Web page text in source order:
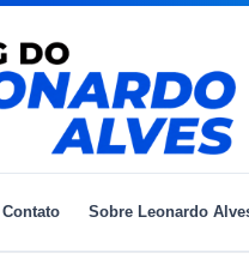
Contato Sobre Leonardo